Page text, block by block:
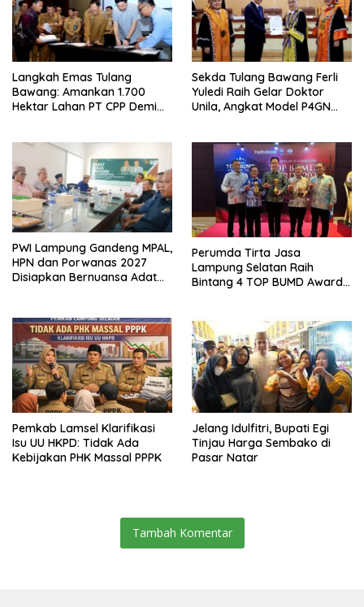
Langkah Emas Tulang
Bawang: Amankan 1.700
Hektar Lahan PT CPP Demi
Sekda Tulang Bawang Ferli
Yuledi Raih Gelar Doktor
Unila, Angkat Model P4GN
PWI Lampung Gandeng MPAL,
HPN dan Porwanas 2027
Disiapkan Bernuansa Adat
Perumda Tirta Jasa
Lampung Selatan Raih
Bintang 4 TOP BUMD Awards
Pemkab Lamsel Klarifikasi
Isu UU HKPD: Tidak Ada
Kebijakan PHK Massal PPPK
Jelang Idulfitri, Bupati Egi
Tinjau Harga Sembako di
Pasar Natar
Tambah Komentar